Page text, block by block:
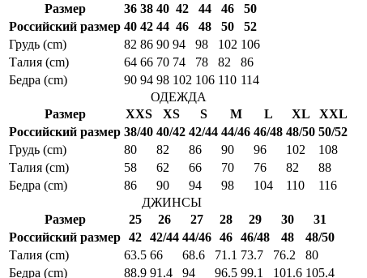
Размер
36 38 40 42 44 46
50
Российский размер 40 42 44 46 48 50
52
Грудь (cm)
82 86 90 94 98 102 106
Талия (cm)
64 66 70 74 78 82
86
Бедра (cm)
90 94 98 102 106 110 114
ОДЕЖДА
Размер
XXS XS S M L XL
XXL
Российский размер 38/40 40/42 42/44 44/46 46/48 48/50 50/52
Грудь (cm)
80 82 86 90 96 102
108
Талия (cm)
58 62 66 70 76 82
88
Бедра (cm)
86 90 94 98 104 110
116
ДЖИНСЫ
Размер
25 26 27 28 29 30
31
Российский размер 42 42/44 44/46 46 46/48 48
48/50
Талия (cm)
63.5 66 68.6 71.1 73.7 76.2
80
Бедра (cm)
88.9 91.4 94 96.5 99.1 101.6 105.4